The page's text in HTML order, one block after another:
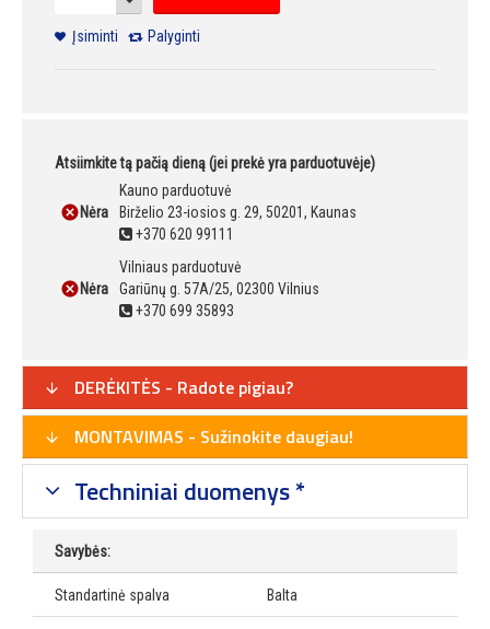
Įsiminti Palyginti
Atsiimkite tą pačią dieną (jei prekė yra parduotuvėje)
Nėra
Kauno parduotuvė
Birželio 23-iosios g. 29, 50201, Kaunas
+370 620 99111
Nėra
Vilniaus parduotuvė
Gariūnų g. 57A/25, 02300 Vilnius
+370 699 35893
DERĖKITĖS - Radote pigiau?
MONTAVIMAS - Sužinokite daugiau!
Techniniai duomenys *
Savybės:
Standartinė spalva Balta